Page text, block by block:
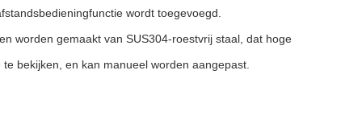
wordt toegevoegd.
worden gemaakt van SUS304-roestvrij staal, dat hoge
bekijken, en kan manueel worden aangepast.